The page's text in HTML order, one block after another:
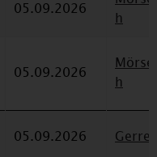
05.09.2026
h
05.09.2026
h
05.09.2026